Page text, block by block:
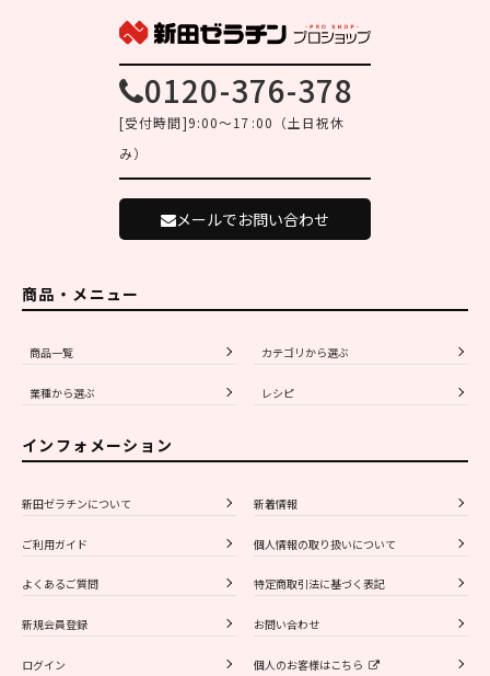
0120-376-378
[受付時間]9:00～17:00（土日祝休
み）
メールでお問い合わせ
商品・メニュー
商品一覧 カテゴリから選ぶ
業種から選ぶ レシピ
インフォメーション
新田ゼラチンについて 新着情報
ご利用ガイド 個人情報の取り扱いについて
よくあるご質問 特定商取引法に基づく表記
新規会員登録 お問い合わせ
ログイン 個人のお客様はこちら